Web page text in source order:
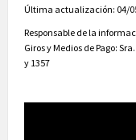
Última actualización: 04/
Responsable de la
Giros y Medios de Pago:
y 1357